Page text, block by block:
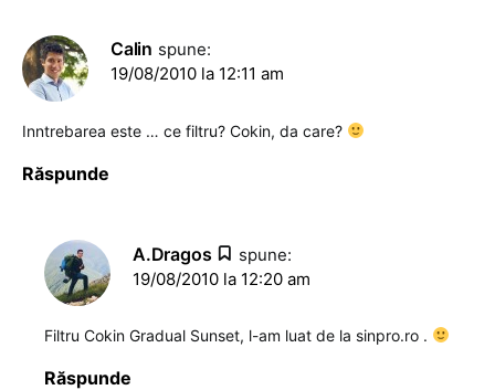
Calin spune:
19/08/2010 la 12:11 am
Inntrebarea este … ce filtru? Cokin, da care?
Răspunde
A.Dragos
spune:
19/08/2010 la 12:20 am
Filtru Cokin Gradual Sunset, l-am luat de la sinpro.ro .
Răspunde